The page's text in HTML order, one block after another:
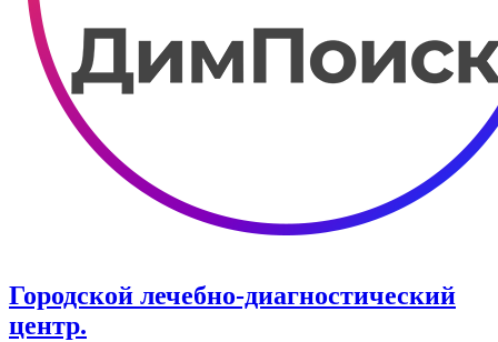
Городской лечебно-диагностический
центр.